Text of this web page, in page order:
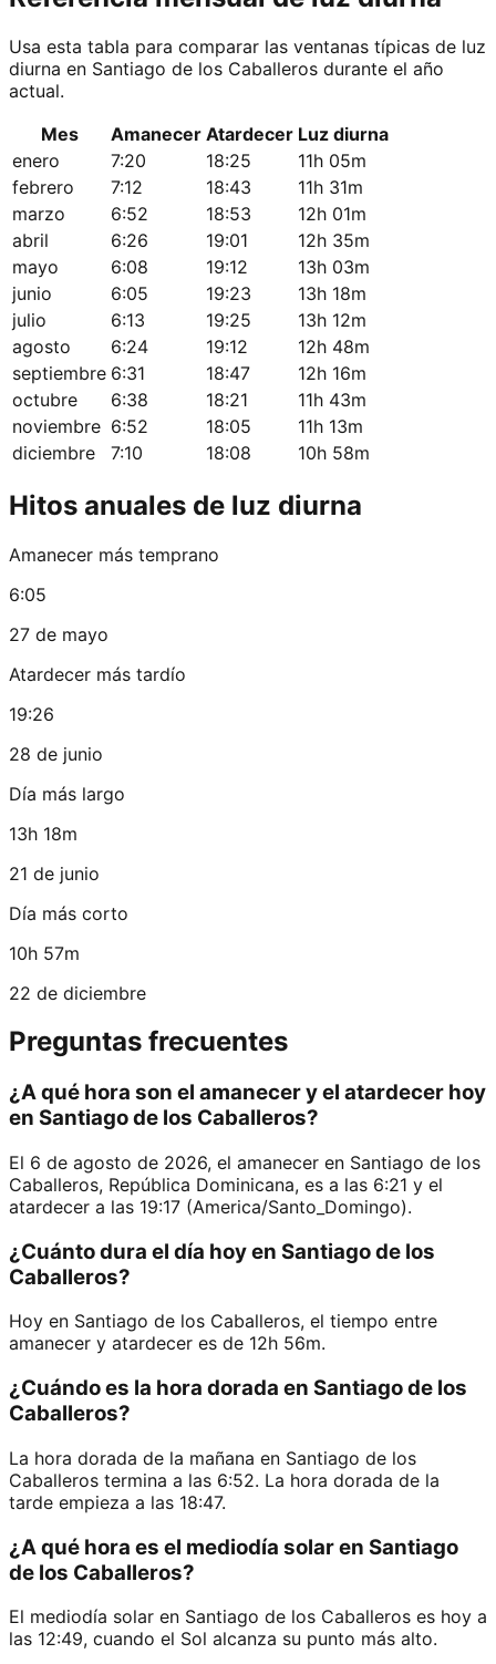
Usa esta tabla para comparar las ventanas típicas de luz
diurna en Santiago de los Caballeros durante el año
actual.
Mes
Amanecer Atardecer Luz diurna
enero
7:20 18:25
11h 05m
febrero
7:12 18:43
11h 31m
marzo
6:52 18:53
12h 01m
abril
6:26 19:01
12h 35m
mayo
6:08 19:12
13h 03m
junio
6:05 19:23
13h 18m
julio
6:13 19:25
13h 12m
agosto
6:24 19:12
12h 48m
septiembre 6:31 18:47
12h 16m
octubre
6:38 18:21
11h 43m
noviembre 6:52 18:05
11h 13m
diciembre
7:10 18:08 10h 58m
Hitos anuales de luz diurna
Amanecer más temprano
6:05
27 de mayo
Atardecer más tardío
19:26
28 de junio
Día más largo
13h 18m
21 de junio
Día más corto
10h 57m
22 de diciembre
Preguntas frecuentes
¿A qué hora son el amanecer y el atardecer hoy
en Santiago de los Caballeros?
El 6 de agosto de 2026, el amanecer en Santiago de los
Caballeros, República Dominicana, es a las 6:21 y el
atardecer a las 19:17 (America/Santo_Domingo).
¿Cuánto dura el día hoy en Santiago de los
Caballeros?
Hoy en Santiago de los Caballeros, el tiempo entre
amanecer y atardecer es de 12h 56m.
¿Cuándo es la hora dorada en Santiago de los
Caballeros?
La hora dorada de la mañana en Santiago de los
Caballeros termina a las 6:52. La hora dorada de la
tarde empieza a las 18:47.
¿A qué hora es el mediodía solar en Santiago
de los Caballeros?
El mediodía solar en Santiago de los Caballeros es hoy a
las 12:49, cuando el Sol alcanza su punto más alto.